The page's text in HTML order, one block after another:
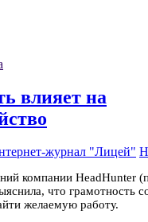
влияет на
журнал "Лицей"
компании HeadHunter
что грамотность
желаемую работу.